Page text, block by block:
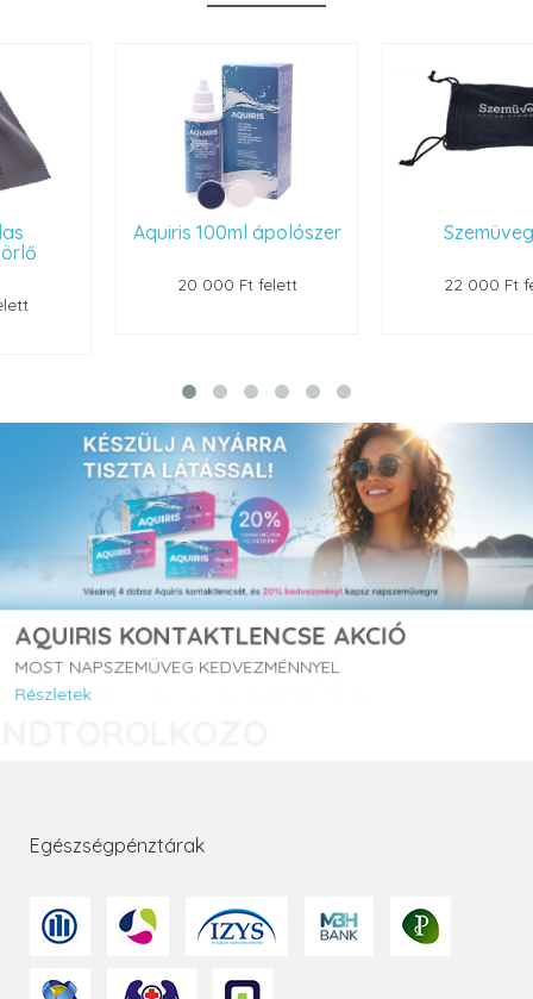
Aquiris 100ml ápolószer
20 000 Ft felett
Szemüvegtok
22 000 Ft felett
AQUIRIS KONTAKTLENCSE AKCIÓ
MOST NAPSZEMÜVEG KEDVEZMÉNNYEL
Részletek
Egészségpénztárak